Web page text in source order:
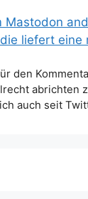
Mastodon
liefert eine
den
abrichten
auch seit